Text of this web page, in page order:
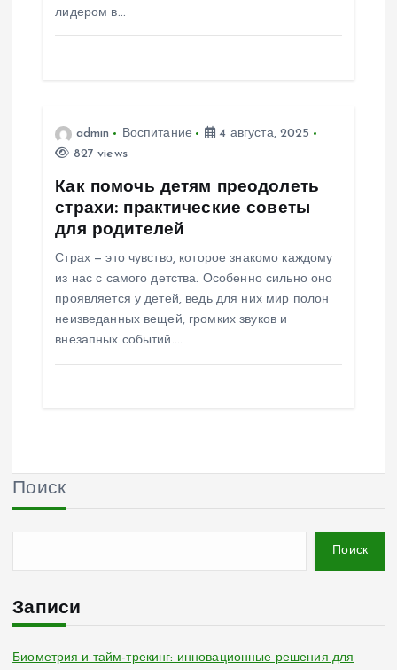
м
лидером в…
admin Воспитание
4 августа, 2025
827 views
Как помочь детям преодолеть
страхи: практические советы
для родителей
Страх — это чувство, которое знакомо каждому
из нас с самого детства. Особенно сильно оно
проявляется у детей, ведь для них мир полон
неизведанных вещей, громких звуков и
внезапных событий.…
Поиск
Поиск
Записи
Биометрия и тайм-трекинг: инновационные решения для